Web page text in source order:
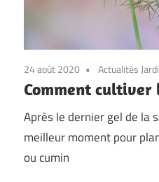
24 août 2020 Actualités
Comment
Après le dernier gel de la
meilleur moment pour
ou cumin